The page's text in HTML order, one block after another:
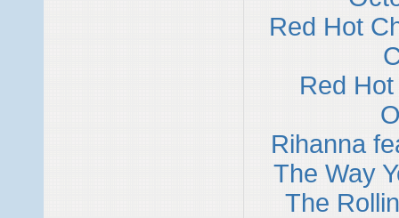
Red Hot
Red
Rihanna
The Way
The